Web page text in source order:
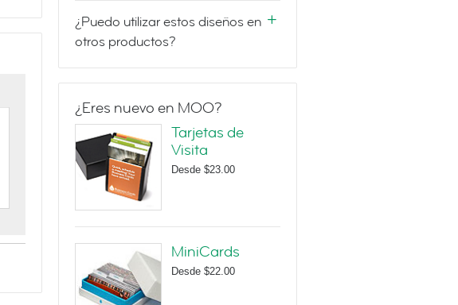
¿Puedo utilizar estos diseños en
otros productos?
¿Eres nuevo en MOO?
Tarjetas de
Visita
Desde $23.00
MiniCards
Desde $22.00